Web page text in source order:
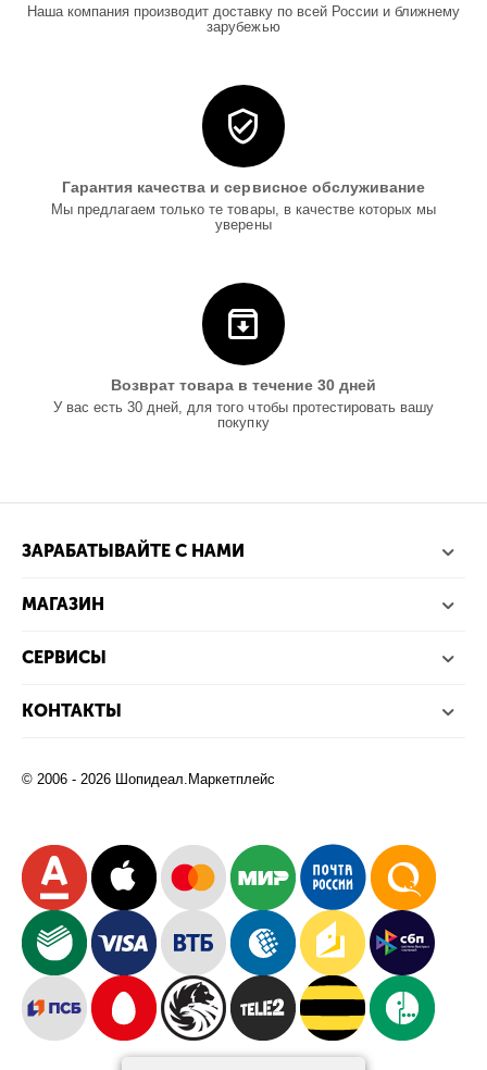
Наша компания производит доставку по всей России и ближнему
зарубежью
Гарантия качества и сервисное обслуживание
Мы предлагаем только те товары, в качестве которых мы
уверены
Возврат товара в течение 30 дней
У вас есть 30 дней, для того чтобы протестировать вашу
покупку
ЗАРАБАТЫВАЙТЕ С НАМИ
МАГАЗИН
СЕРВИСЫ
КОНТАКТЫ
© 2006 - 2026 Шопидеал.Маркетплейс